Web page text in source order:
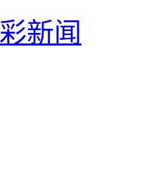
新闻